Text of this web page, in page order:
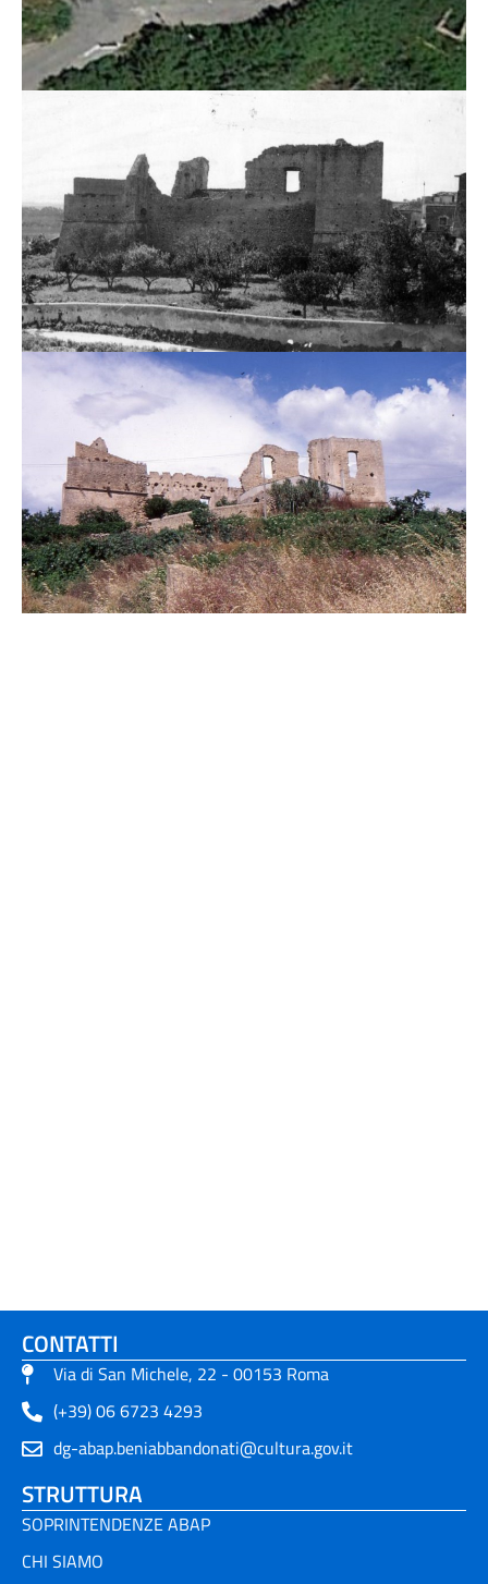
CONTATTI
Via di San Michele, 22 - 00153 Roma
(+39) 06 6723 4293
dg-abap.beniabbandonati@cultura.gov.it
STRUTTURA
SOPRINTENDENZE ABAP
CHI SIAMO